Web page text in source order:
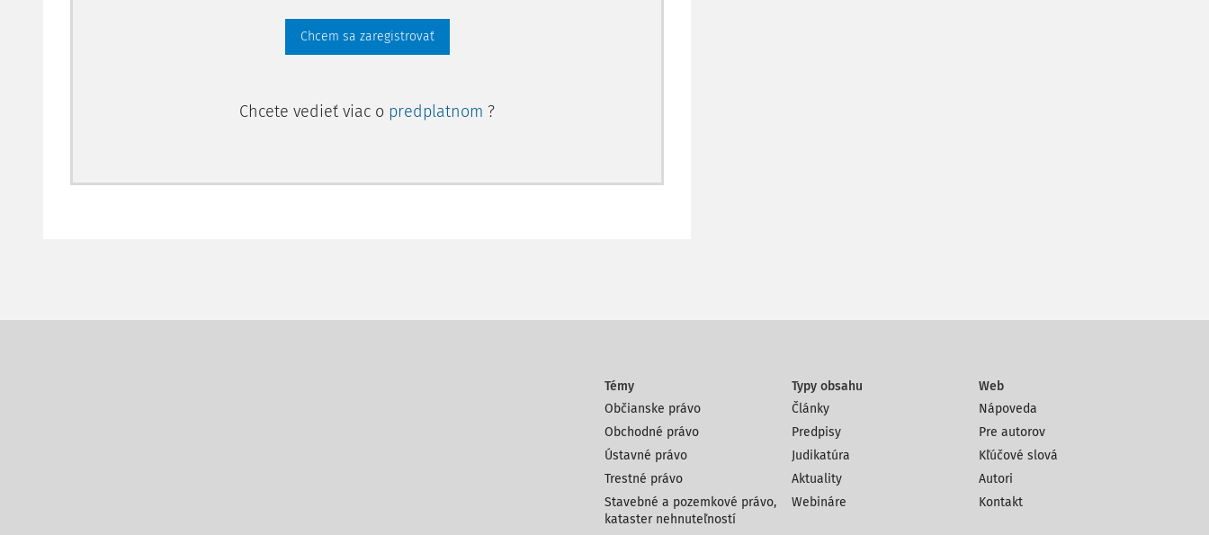
Chcem sa zaregistrovať
Chcete vedieť viac o predplatnom ?
Témy
Občianske právo
Obchodné právo
Ústavné právo
Trestné právo
Stavebné a pozemkové právo,
kataster nehnuteľností
Typy obsahu
Články
Predpisy
Judikatúra
Aktuality
Webináre
Web
Nápoveda
Pre autorov
Kľúčové slová
Autori
Kontakt